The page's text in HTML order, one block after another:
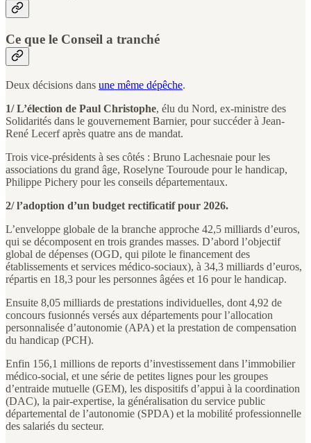
Ce que le Conseil a tranché
Deux décisions dans une même dépêche.
1/ L’élection de Paul Christophe, élu du Nord, ex-ministre des
Solidarités dans le gouvernement Barnier, pour succéder à Jean-
René Lecerf après quatre ans de mandat.
Trois vice-présidents à ses côtés : Bruno Lachesnaie pour les
associations du grand âge, Roselyne Touroude pour le handicap,
Philippe Pichery pour les conseils départementaux.
2/ l’adoption d’un budget rectificatif pour 2026.
L’enveloppe globale de la branche approche 42,5 milliards d’euros,
qui se décomposent en trois grandes masses. D’abord l’objectif
global de dépenses (OGD, qui pilote le financement des
établissements et services médico-sociaux), à 34,3 milliards d’euros,
répartis en 18,3 pour les personnes âgées et 16 pour le handicap.
Ensuite 8,05 milliards de prestations individuelles, dont 4,92 de
concours fusionnés versés aux départements pour l’allocation
personnalisée d’autonomie (APA) et la prestation de compensation
du handicap (PCH).
Enfin 156,1 millions de reports d’investissement dans l’immobilier
médico-social, et une série de petites lignes pour les groupes
d’entraide mutuelle (GEM), les dispositifs d’appui à la coordination
(DAC), la pair-expertise, la généralisation du service public
départemental de l’autonomie (SPDA) et la mobilité professionnelle
des salariés du secteur.